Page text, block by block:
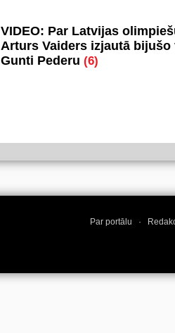
VIDEO: Par Latvijas
Arturs Vaiders izjautā bijušo
Gunti Pederu (6)
Par portālu ·